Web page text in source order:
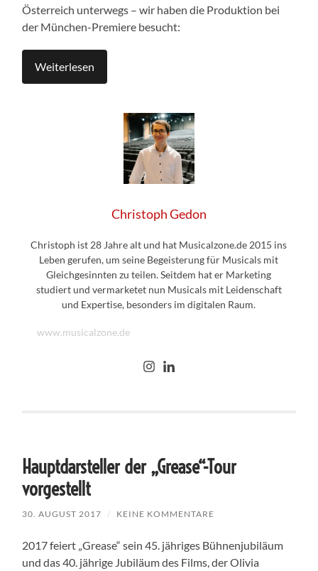
Österreich unterwegs – wir haben die Produktion bei
der München-Premiere besucht:
Weiterlesen
Christoph Gedon
Christoph ist 28 Jahre alt und hat Musicalzone.de 2015 ins
Leben gerufen, um seine Begeisterung für Musicals mit
Gleichgesinnten zu teilen. Seitdem hat er Marketing
studiert und vermarketet nun Musicals mit Leidenschaft
und Expertise, besonders im digitalen Raum.
www.musicalzone.de
Hauptdarsteller der „Grease“-Tour
vorgestellt
30. AUGUST 2017 / KEINE KOMMENTARE
2017 feiert „Grease“ sein 45. jähriges Bühnenjubiläum
und das 40. jährige Jubiläum des Films, der Olivia